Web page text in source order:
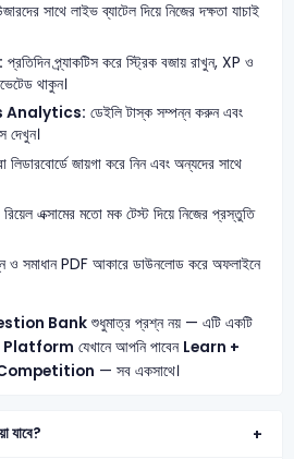
সাথে লাইভ ব্যাটেল দিয়ে নিজের দক্ষতা যাচাই
প্রতিদিন প্র্যাকটিস করে স্ট্রিক বজায় রাখুন, XP ও
থাকুন।
Analytics: ডেইলি টাস্ক সম্পন্ন করুন এবং
দেখুন।
লিডারবোর্ডে জায়গা করে নিন এবং অন্যদের সাথে
রিয়েল এক্সামের মতো মক টেস্ট দিয়ে নিজের প্রস্তুতি
ও সমাধান PDF আকারে ডাউনলোড করে অফলাইনে
Bankশুধুমাত্র প্রশ্ন নয় — এটি একটি
Platform যেখানে আপনি পাবেন Learn +
— সব একসাথে।
যাবে?